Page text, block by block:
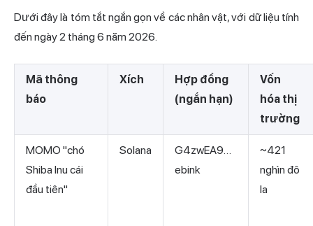
Dưới đây là tóm tắt ngắn gọn về các nhân vật, với dữ liệu tính
đến ngày 2 tháng 6 năm 2026.
Mã thông
báo
Xích
Hợp đồng
(ngắn hạn)
Vốn
hóa thị
trường
MOMO "chó
Shiba Inu cái
đầu tiên"
Solana
G4zwEA9…
ebink
~421
nghìn đô
la